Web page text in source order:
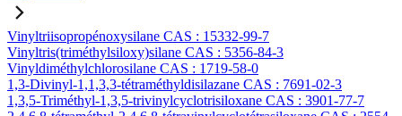
Vinyltriisopropénoxysilane CAS : 15332-99-7
Vinyltris(triméthylsiloxy)silane CAS : 5356-84-3
Vinyldiméthylchlorosilane CAS : 1719-58-0
1,3-Divinyl-1,1,3,3-tétraméthyldisilazane CAS : 7691-02-3
1,3,5-Triméthyl-1,3,5-trivinylcyclotrisiloxane CAS : 3901-77-7